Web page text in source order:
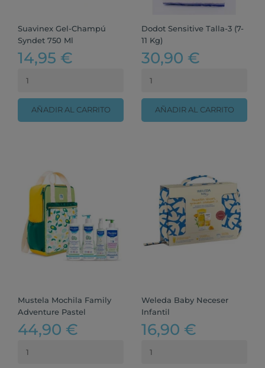
Suavinex Gel-Champú
Syndet 750 Ml
14,95 €
AÑADIR AL CARRITO
Dodot Sensitive Talla-3 (7-
11 Kg)
30,90 €
AÑADIR AL CARRITO
Mustela Mochila Family
Adventure Pastel
44,90 €
Weleda Baby Neceser
Infantil
16,90 €